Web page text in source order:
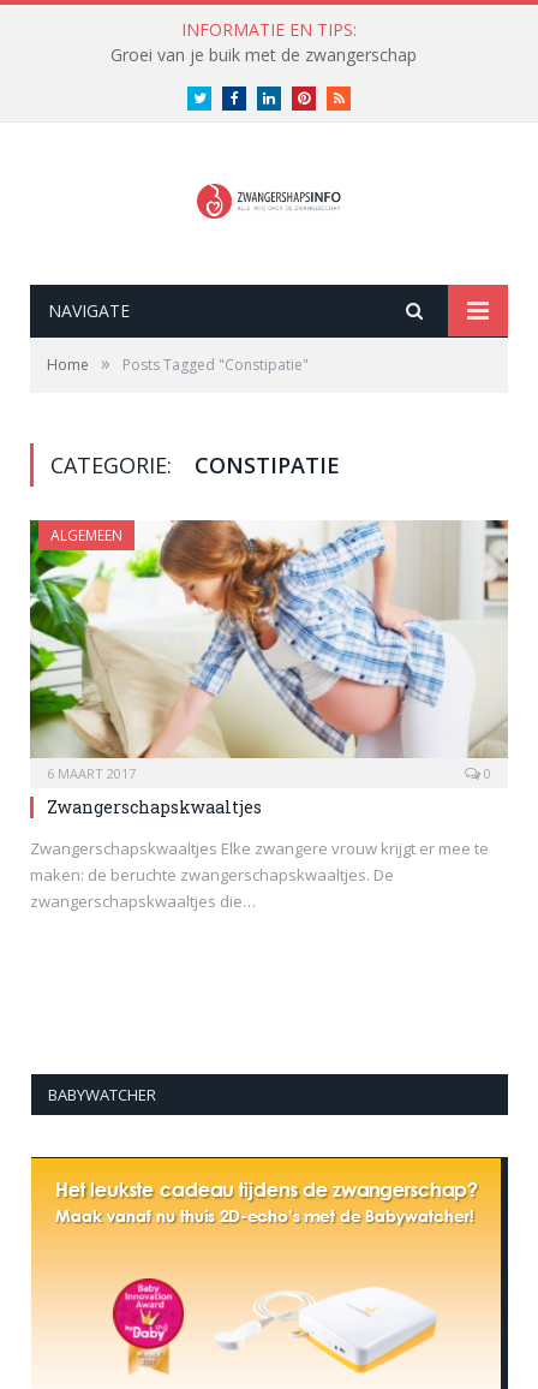
INFORMATIE EN TIPS:
Groei van je buik met de zwangerschap
TwitterFacebookLinkedInPinterestRSS
NAVIGATE
Home » Posts Tagged "Constipatie"
CATEGORIE: CONSTIPATIE
ALGEMEEN
6 MAART 2017 0
Zwangerschapskwaaltjes
Zwangerschapskwaaltjes Elke zwangere vrouw krijgt er mee te
maken: de beruchte zwangerschapskwaaltjes. De
zwangerschapskwaaltjes die…
BABYWATCHER